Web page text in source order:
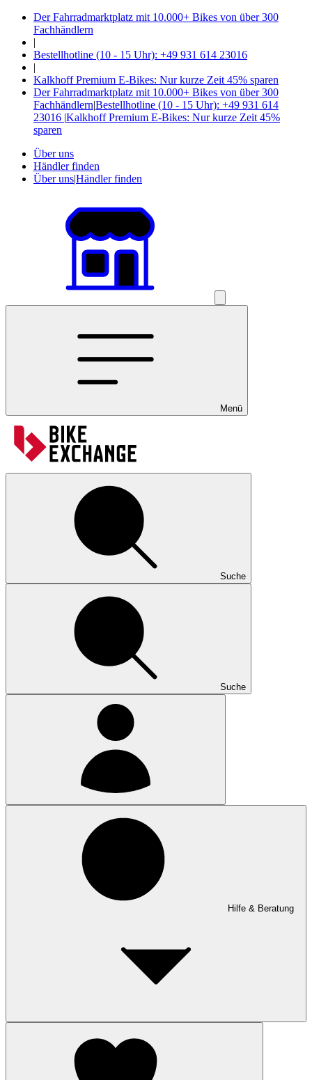
Der Fahrradmarktplatz mit 10.000+ Bikes von über 300
Fachhändlern
|
Bestellhotline (10 - 15 Uhr): +49 931 614 23016
|
Kalkhoff Premium E-Bikes: Nur kurze Zeit 45% sparen
Der Fahrradmarktplatz mit 10.000+ Bikes von über 300
Fachhändlern|Bestellhotline (10 - 15 Uhr): +49 931 614
23016 |Kalkhoff Premium E-Bikes: Nur kurze Zeit 45%
sparen
Über uns
Händler finden
Über uns|Händler finden
Menü
Suche
Suche
Hilfe & Beratung